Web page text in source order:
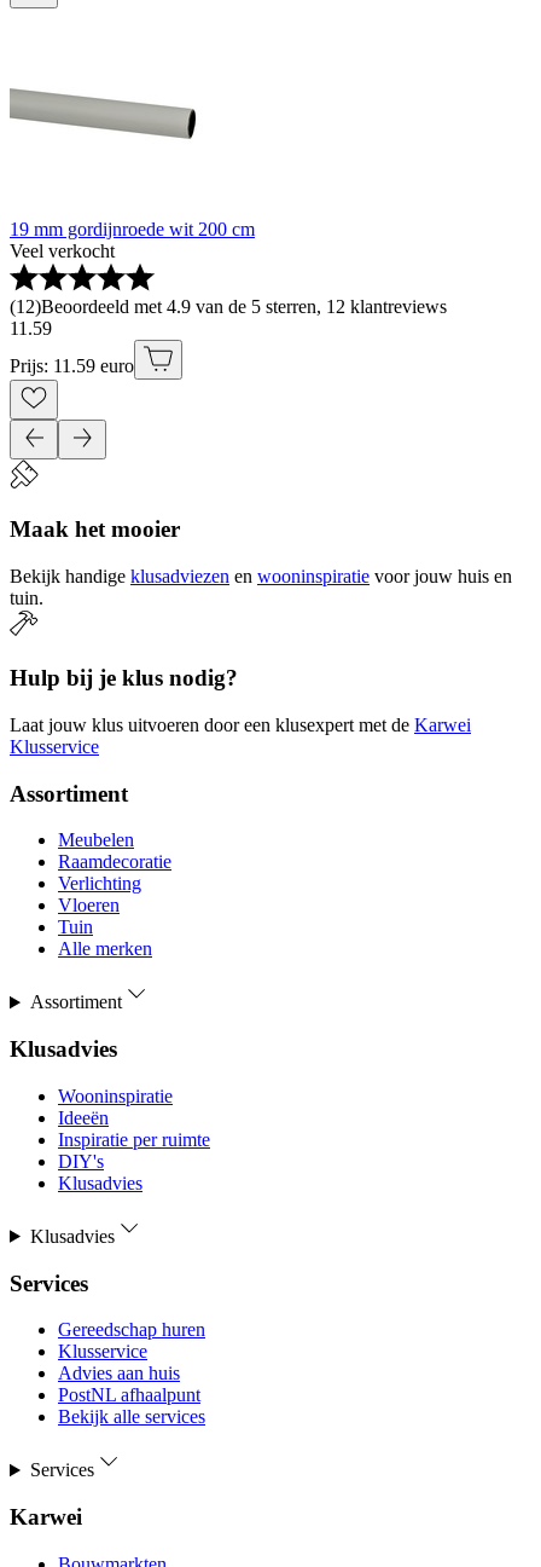
19 mm gordijnroede wit 200 cm
Veel verkocht
(12)Beoordeeld met 4.9 van de 5 sterren, 12 klantreviews
11 .59
Prijs: 11.59 euro
Maak het mooier
Bekijk handige klusadviezen en wooninspiratie voor jouw huis en
tuin.
Hulp bij je klus nodig?
Laat jouw klus uitvoeren door een klusexpert met de Karwei
Klusservice
Assortiment
Meubelen
Raamdecoratie
Verlichting
Vloeren
Tuin
Alle merken
Assortiment
Klusadvies
Wooninspiratie
Ideeën
Inspiratie per ruimte
DIY's
Klusadvies
Klusadvies
Services
Gereedschap huren
Klusservice
Advies aan huis
PostNL afhaalpunt
Bekijk alle services
Services
Karwei